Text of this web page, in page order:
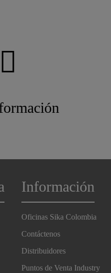
Información
Oficinas Sika Colombia
Contáctenos
Distribuidores
Puntos de Venta Industry